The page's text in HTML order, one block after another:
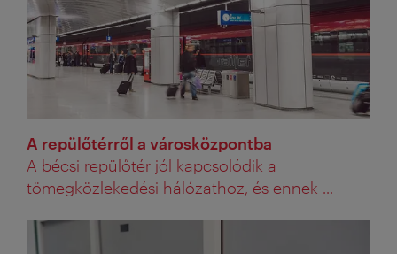
A repülőtérről a városközpontba
A bécsi repülőtér jól kapcsolódik a
tömegközlekedési hálózathoz, és ennek ...